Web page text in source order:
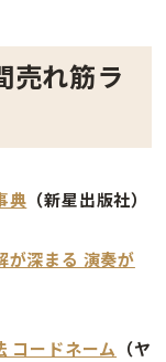
売れ筋ラ
典 （新星出版社）
深まる 演奏が
コードネーム （ヤ